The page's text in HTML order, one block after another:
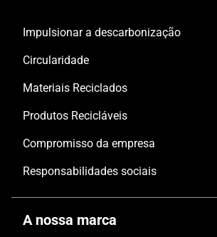
Impulsionar a descarbonização
Circularidade
Materiais Reciclados
Produtos Recicláveis
Compromisso da empresa
Responsabilidades sociais
A nossa marca